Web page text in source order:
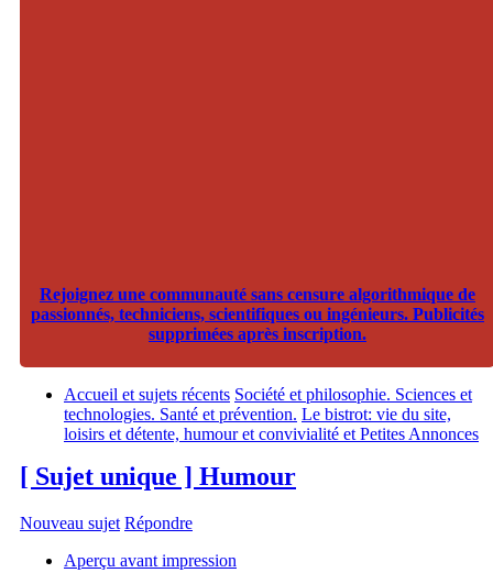
Rejoignez une communauté sans censure algorithmique de
passionnés, techniciens, scientifiques ou ingénieurs. Publicités
supprimées après inscription.
Accueil et sujets récents Société et philosophie. Sciences et
technologies. Santé et prévention. Le bistrot: vie du site,
loisirs et détente, humour et convivialité et Petites Annonces
[ Sujet unique ] Humour
Nouveau sujet Répondre
Aperçu avant impression